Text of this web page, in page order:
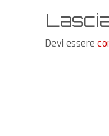
Devi essere